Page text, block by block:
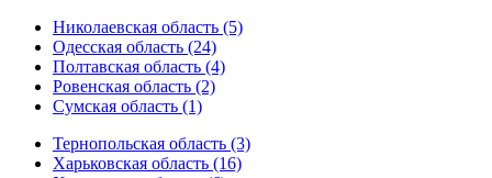
Николаевская область (5)
Одесская область (24)
Полтавская область (4)
Ровенская область (2)
Сумская область (1)
Тернопольская область (3)
Харьковская область (16)